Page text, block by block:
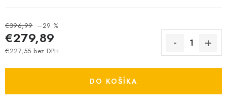
€396,99 –29 %
€279,89
€227,55 bez DPH
DO KOŠÍKA